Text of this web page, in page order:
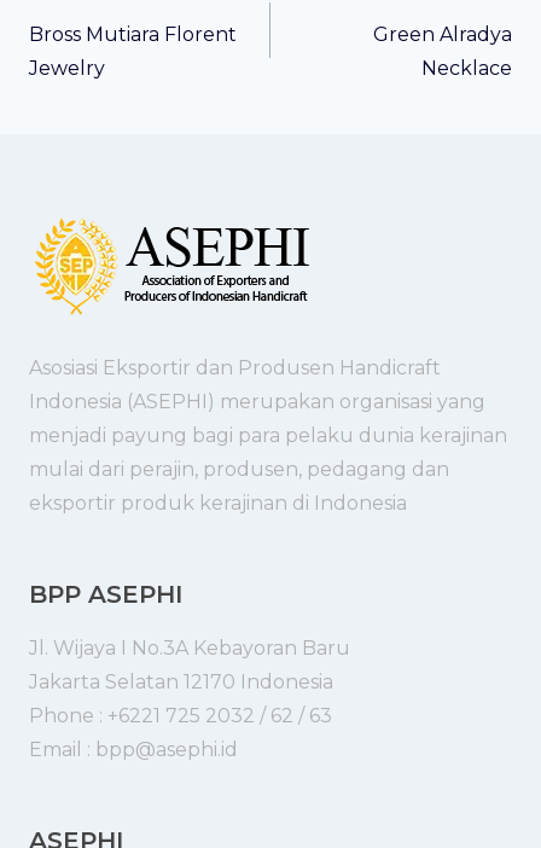
navigation
Bross Mutiara Florent
Jewelry
Green Alradya
Necklace
Asosiasi Eksportir dan Produsen Handicraft
Indonesia (ASEPHI) merupakan organisasi yang
menjadi payung bagi para pelaku dunia kerajinan
mulai dari perajin, produsen, pedagang dan
eksportir produk kerajinan di Indonesia
BPP ASEPHI
Jl. Wijaya I No.3A Kebayoran Baru
Jakarta Selatan 12170 Indonesia
Phone : +6221 725 2032 / 62 / 63
Email : bpp@asephi.id
ASEPHI